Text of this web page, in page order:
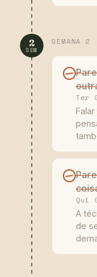
2
SEM
SEMANA 2
Ter
Qui
A
de